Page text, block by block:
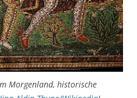
Morgenland, historische